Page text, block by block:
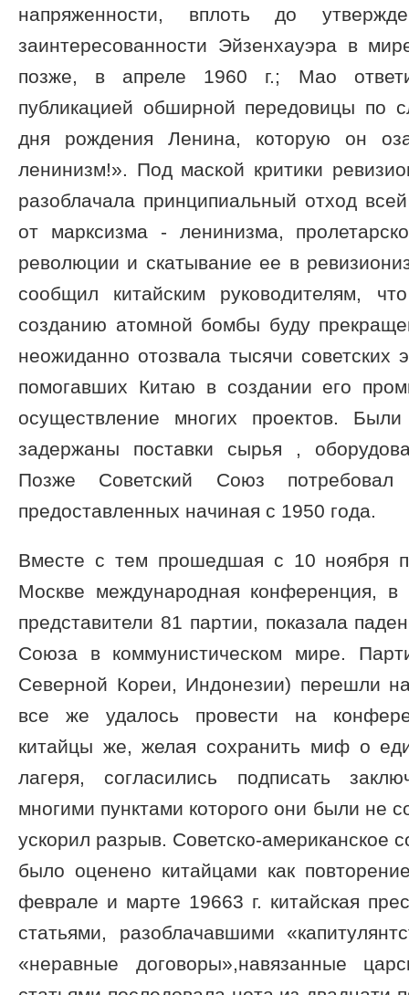
напряженности, вплоть до
заинтересованности Эйзенхауэра в
позже, в апреле 1960 г.; Мао
публикацией обширной передовицы по
дня рождения Ленина, которую он
ленинизм!». Под маской критики
разоблачала принципиальный отход
от марксизма - ленинизма,
революции и скатывание ее в
сообщил китайским руководителям,
созданию атомной бомбы буду
неожиданно отозвала тысячи советских
помогавших Китаю в создании его
осуществление многих проектов.
задержаны поставки сырья ,
Позже Советский Союз потребовал
предоставленных начиная с 1950 года.
Вместе с тем прошедшая с 10 ноября
Москве международная конференция, в
представители 81 партии, показала
Союза в коммунистическом мире.
Северной Кореи, Индонезии) перешли
все же удалось провести на
китайцы же, желая сохранить миф о
лагеря, согласились подписать
многими пунктами которого они были не
ускорил разрыв. Советско-американское
было оценено китайцами как
феврале и марте 19663 г. китайская
статьями, разоблачавшими
«неравные договоры»,навязанные